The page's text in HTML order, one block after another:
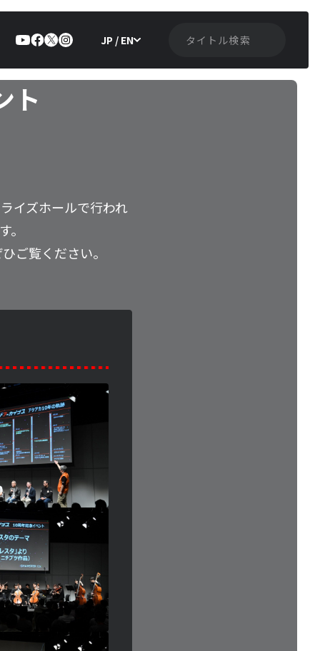
JP / EN
ト
イズホールで行われ
。
ご覧ください。